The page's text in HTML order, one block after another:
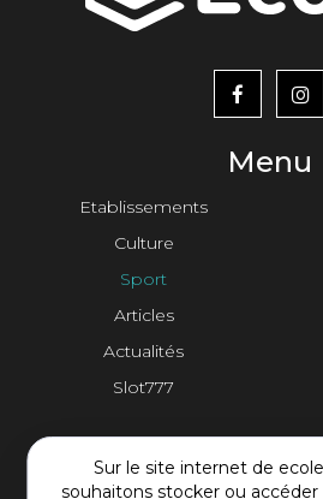
Sur le site internet de
souhaitons stocker ou
Menu
Etablissements
Culture
Sport
Articles
Actualités
Slot777
Contact